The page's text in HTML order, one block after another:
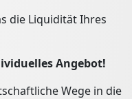
die Liquidität Ihres
Angebot!
Wege in die